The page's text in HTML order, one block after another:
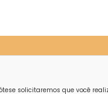
solicitaremos que você